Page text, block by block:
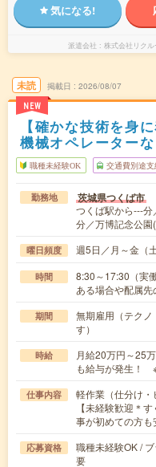
気になる!
派遣会社 株式会社リクル
未読
NEW
掲載日 2026/08/07
【確かな技術を身
機械オペレーター
職種未経験OK 交通費別途支
勤務地 茨城県つくば市
つくば駅から---
分／万博記念公
曜日頻度 週5日／月～金（
時間
8:30～17:30（実
ある場合や配属
期間
無期雇用（テクノ
す）
時給
月給20万円～25
も給与が発生！
仕事内容
軽作業（仕分け・
【未経験歓迎＊
事が初めての方
応募資格
職種未経験OK /
要